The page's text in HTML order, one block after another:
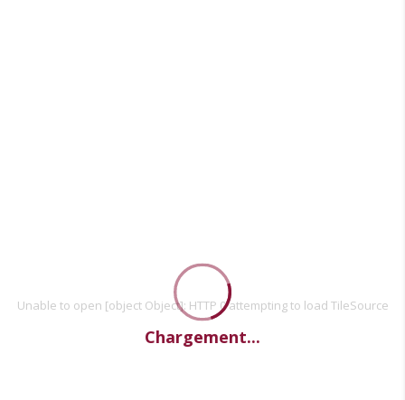
Unable to open [object Object]: HTTP 0 attempting to load TileSource
Chargement...